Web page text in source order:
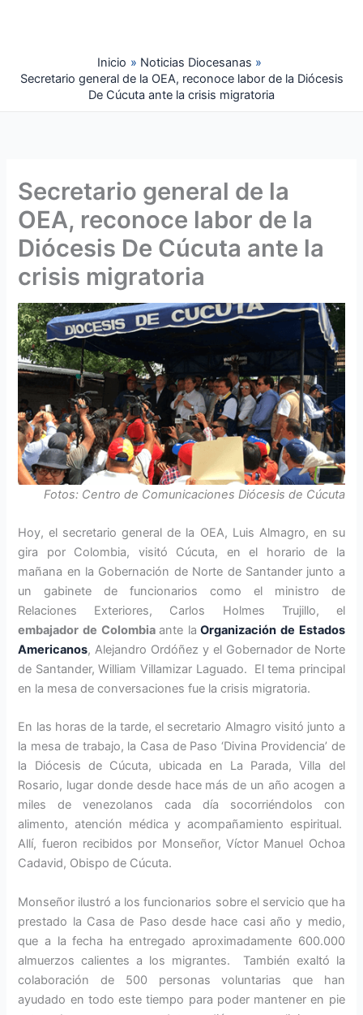
Inicio
Noticias Diocesanas
Secretario general de la OEA, reconoce labor de la Diócesis
De Cúcuta ante la crisis migratoria
Secretario general de la
OEA, reconoce labor de la
Diócesis De Cúcuta ante la
crisis migratoria
Fotos: Centro de Comunicaciones Diócesis de Cúcuta
Hoy, el secretario general de la OEA, Luis Almagro, en su
gira por Colombia, visitó Cúcuta, en el horario de la
mañana en la Gobernación de Norte de Santander junto a
un gabinete de funcionarios como el ministro de
Relaciones Exteriores, Carlos Holmes Trujillo, el
embajador de Colombia ante la Organización de Estados
Americanos, Alejandro Ordóñez y el Gobernador de Norte
de Santander, William Villamizar Laguado. El tema principal
en la mesa de conversaciones fue la crisis migratoria.
En las horas de la tarde, el secretario Almagro visitó junto a
la mesa de trabajo, la Casa de Paso ‘Divina Providencia’ de
la Diócesis de Cúcuta, ubicada en La Parada, Villa del
Rosario, lugar donde desde hace más de un año acogen a
miles de venezolanos cada día socorriéndolos con
alimento, atención médica y acompañamiento espiritual.
Allí, fueron recibidos por Monseñor, Víctor Manuel Ochoa
Cadavid, Obispo de Cúcuta.
Monseñor ilustró a los funcionarios sobre el servicio que ha
prestado la Casa de Paso desde hace casi año y medio,
que a la fecha ha entregado aproximadamente 600.000
almuerzos calientes a los migrantes. También exaltó la
colaboración de 500 personas voluntarias que han
ayudado en todo este tiempo para poder mantener en pie